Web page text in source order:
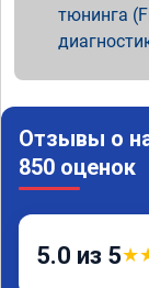
тюнинга
Отзывы о
850 оценок
5.0 из 5★